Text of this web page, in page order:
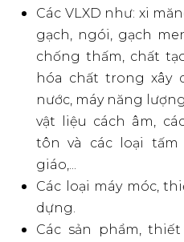
Các VLXD như: xi
gạch, ngói, gạch
chống thấm, chất
hóa chất trong xây
nước, máy năng
vật liệu cách âm,
tôn và các loại
giáo,...
Các loại máy móc,
dựng.
Các sản phẩm,